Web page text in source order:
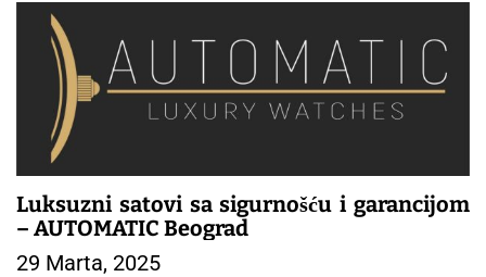
Luksuzni satovi sa sigurnošću i garancijom
– AUTOMATIC Beograd
29 Marta, 2025